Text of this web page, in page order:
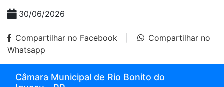
30/06/2026
Compartilhar no Facebook
Compartilhar no
Whatsapp
Câmara Municipal de Rio Bonito do